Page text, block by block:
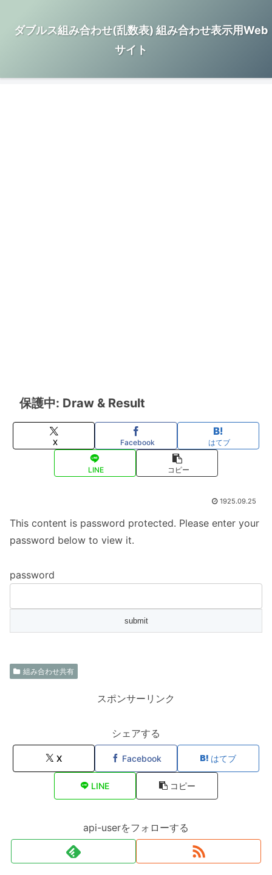
ダブルス組み合わせ(乱数表) 組み合わせ表示用Web
サイト
保護中: Draw & Result
X Facebook はてブ
LINE コピー
1925.09.25
This content is password protected. Please enter your
password below to view it.
password
組み合わせ共有
スポンサーリンク
シェアする
X Facebook はてブ
LINE コピー
api-userをフォローする